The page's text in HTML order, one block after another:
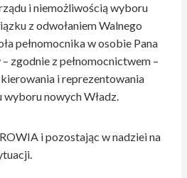
i niemożliwością wyboru
z odwołaniem Walnego
pełnomocnika w osobie Pana
zgodnie z pełnomocnictwem –
i reprezentowania
nowych Władz.
i pozostając w nadziei na